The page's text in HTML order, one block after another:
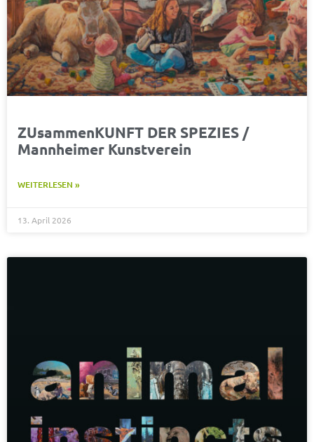
ZUsammenKUNFT DER SPEZIES /
Mannheimer Kunstverein
WEITERLESEN »
13. April 2026